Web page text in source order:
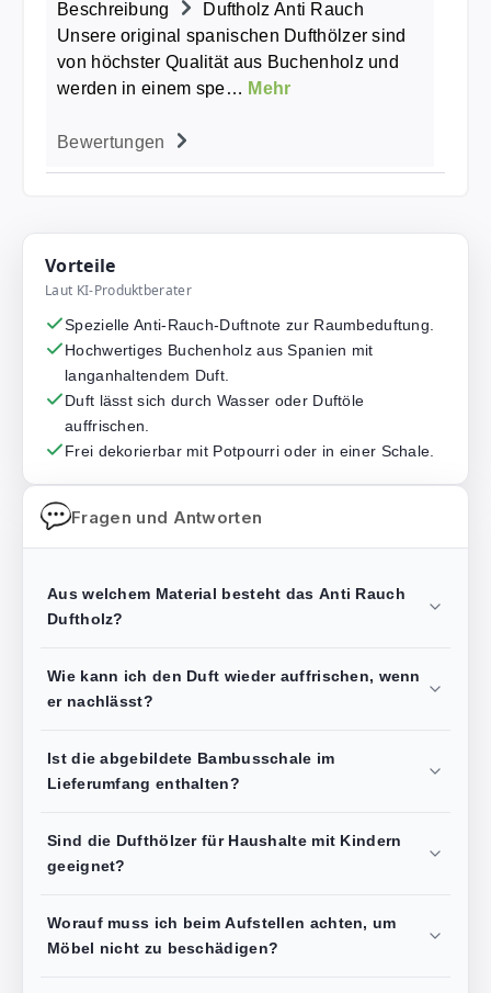
Beschreibung
Duftholz Anti Rauch
Unsere original spanischen Dufthölzer sind
von höchster Qualität aus Buchenholz und
werden in einem spe… Mehr
Bewertungen
Vorteile
Laut KI-Produktberater
Spezielle Anti-Rauch-Duftnote zur Raumbeduftung.
Hochwertiges Buchenholz aus Spanien mit
langanhaltendem Duft.
Duft lässt sich durch Wasser oder Duftöle
auffrischen.
Frei dekorierbar mit Potpourri oder in einer Schale.
Fragen und Antworten
Aus welchem Material besteht das Anti Rauch
Duftholz?
Wie kann ich den Duft wieder auffrischen, wenn
er nachlässt?
Ist die abgebildete Bambusschale im
Lieferumfang enthalten?
Sind die Dufthölzer für Haushalte mit Kindern
geeignet?
Worauf muss ich beim Aufstellen achten, um
Möbel nicht zu beschädigen?